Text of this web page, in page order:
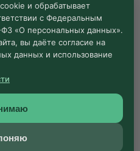
Квин" Acer platanoides
и обрабатывает
с Федеральным
«О персональных данных».
вы даёте согласие на
данных и использование